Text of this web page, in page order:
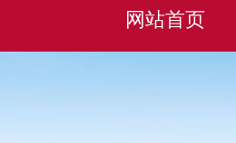
网站首页